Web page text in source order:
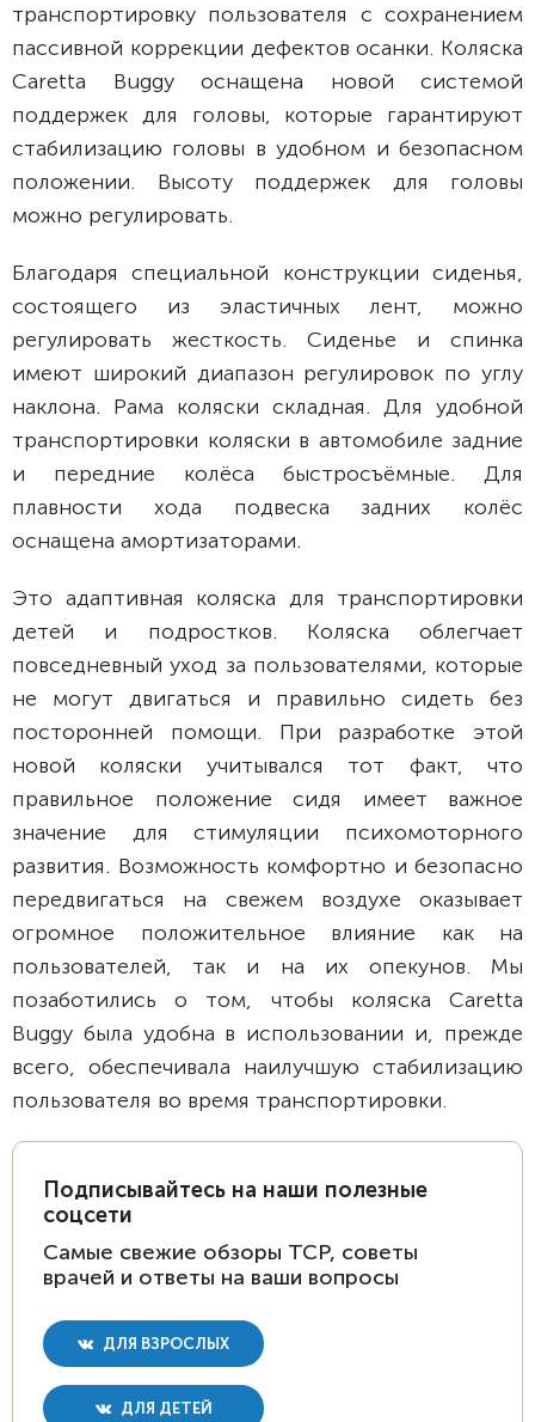
транспортировку пользователя с сохранением
пассивной коррекции дефектов осанки. Коляска
Caretta Buggy оснащена новой системой
поддержек для головы, которые гарантируют
стабилизацию головы в удобном и безопасном
положении. Высоту поддержек для головы
можно регулировать.
Благодаря специальной конструкции сиденья,
состоящего из эластичных лент, можно
регулировать жесткость. Сиденье и спинка
имеют широкий диапазон регулировок по углу
наклона. Рама коляски складная. Для удобной
транспортировки коляски в автомобиле задние
и передние колёса быстросъёмные. Для
плавности хода подвеска задних колёс
оснащена амортизаторами.
Это адаптивная коляска для транспортировки
детей и подростков. Коляска облегчает
повседневный уход за пользователями, которые
не могут двигаться и правильно сидеть без
посторонней помощи. При разработке этой
новой коляски учитывался тот факт, что
правильное положение сидя имеет важное
значение для стимуляции психомоторного
развития. Возможность комфортно и безопасно
передвигаться на свежем воздухе оказывает
огромное положительное влияние как на
пользователей, так и на их опекунов. Мы
позаботились о том, чтобы коляска Caretta
Buggy была удобна в использовании и, прежде
всего, обеспечивала наилучшую стабилизацию
пользователя во время транспортировки.
Подписывайтесь на наши полезные
соцсети
Самые свежие обзоры ТСР, советы
врачей и ответы на ваши вопросы
ДЛЯ ВЗРОСЛЫХ
ДЛЯ ДЕТЕЙ